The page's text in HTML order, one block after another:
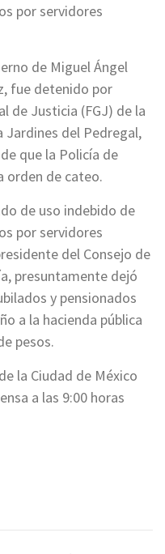
por servidores
de Miguel Ángel
fue detenido por
de Justicia (FGJ) de la
Jardines del Pedregal,
que la Policía de
orden de cateo.
de uso indebido de
por servidores
del Consejo de
presuntamente dejó
y pensionados
a la hacienda pública
pesos.
la Ciudad de México
a las 9:00 horas